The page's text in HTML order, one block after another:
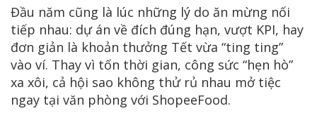
Đầu năm cũng là lúc những lý do ăn mừng nối
tiếp nhau: dự án về đích đúng hạn, vượt KPI, hay
đơn giản là khoản thưởng Tết vừa “ting ting”
vào ví. Thay vì tốn thời gian, công sức “hẹn hò”
xa xôi, cả hội sao không thử rủ nhau mở tiệc
ngay tại văn phòng với ShopeeFood.